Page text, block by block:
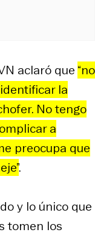
aclaró que “no
la
No tengo
a
preocupa que
.
y lo único que
tomen los